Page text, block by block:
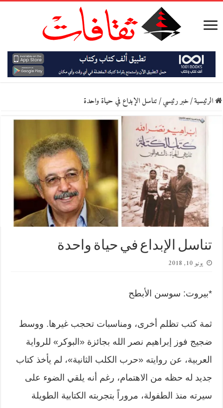
الرئيسية/خبر رئيسي/تناسل الإبداع في حياة واحدة
تناسل الإبداع في حياة واحدة
يونيو 10, 2018
*بيروت: سوسن الأبطح
ثمة كتب تظلم أخرى، ومناسبات تحجب غيرها. ووسط
ضجيج فوز إبراهيم نصر الله بجائزة «البوكر» للرواية
العربية، عن روايته «حرب الكلب الثانية»، لم يأخذ كتاب
جديد له حظه من الاهتمام، رغم أنه يلقي الضوء على
سيرته منذ الطفولة، مروراً بتجربته الكتابية الطويلة